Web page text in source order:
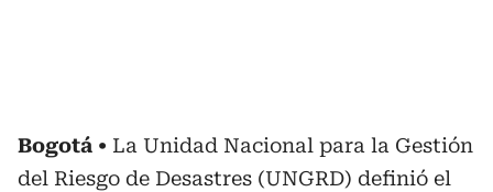
Bogotá
La Unidad Nacional para la Gestión
del Riesgo de Desastres (UNGRD) definió el